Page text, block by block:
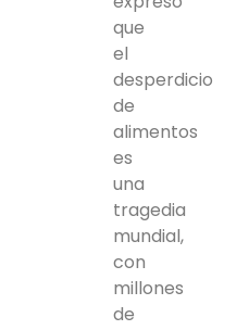
que
el
desperdicio
de
alimentos
es
una
tragedia
mundial,
con
millones
de